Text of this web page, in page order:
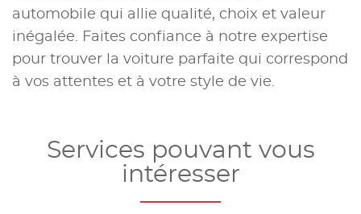
automobile qui allie qualité, choix et valeur
inégalée. Faites confiance à notre expertise
pour trouver la voiture parfaite qui correspond
à vos attentes et à votre style de vie.
Services pouvant vous
intéresser